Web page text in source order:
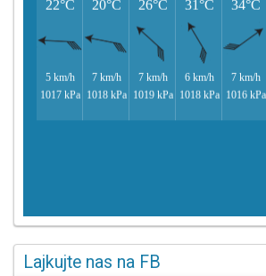
Lajkujte nas na FB